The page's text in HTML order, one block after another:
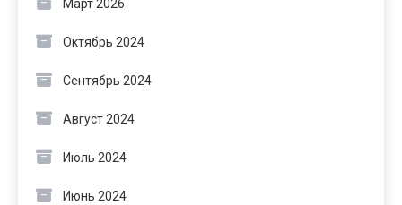
Март 2026
Октябрь 2024
Сентябрь 2024
Август 2024
Июль 2024
Июнь 2024